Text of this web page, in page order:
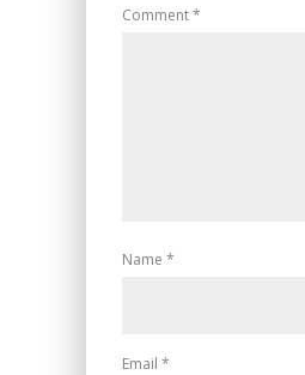
Comment*
Name *
Email *